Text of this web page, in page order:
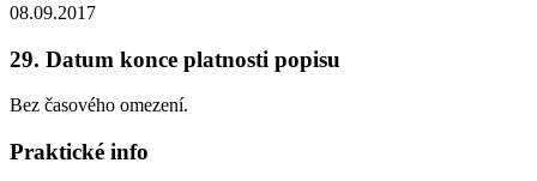
08.09.2017
29. Datum konce platnosti popisu
Bez časového omezení.
Praktické info